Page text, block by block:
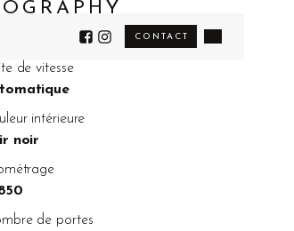
CONTACT
de vitesse
intérieure
noir
de portes